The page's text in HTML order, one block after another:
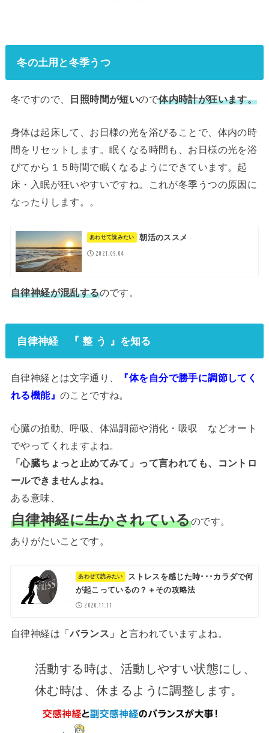
冬の土用と冬季うつ
冬ですので、 日照時間が短いので体内時計が狂います。
身体は起床して、お日様の光を浴びることで、体内の時
間をリセットします。眠くなる時間も、お日様の光を浴
びてから１５時間で眠くなるようにできています。起
床・入眠が狂いやすいですね。これが冬季うつの原因に
なったりします。。
朝活のススメ
2021.09.04
自律神経が混乱するのです。
自律神経 『 整 う 』を知る
自律神経とは文字通り、
『体を自分で勝手に調節してく
れる機能』 のことですね。
心臓の拍動、呼吸、体温調節や消化・吸収 などオート
でやってくれますよね。
「心臓ちょっと止めてみて」って言われても、コントロ
ールできませんよね。
ある意味、
自律神経に生かされているのです。
ありがたいことです。
ストレスを感じた時･･･カラダで何
が起こっているの？＋その攻略法
2020.11.11
自律神経は「バランス」と言われていますよね。
活動する時は、活動しやすい状態にし、
休む時は、休まるように調整します。